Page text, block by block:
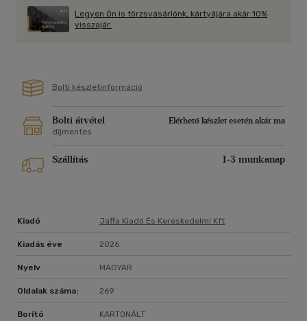
kevesebbet, hanem azt, miért vagyunk állandóan éhesek.
Lebontja a kalóriák köré épített mítoszokat, és helyettük
valódi, hormonális és idegrendszeri magyarázatot ad az
Kortalanul.hu
Legyen Ön is törzsvásárlónk, kártyájára akár 10%
visszajár.
Bolti készletinformáció
Bolti átvétel
Elérhető készlet esetén akár ma
díjmentes
Szállítás 1-3 munkanap
Kiadó Jaffa Kiadó És Kereskedelmi Kft
Kiadás éve 2026
Nyelv MAGYAR
Oldalak száma: 269
Borító KARTONÁLT